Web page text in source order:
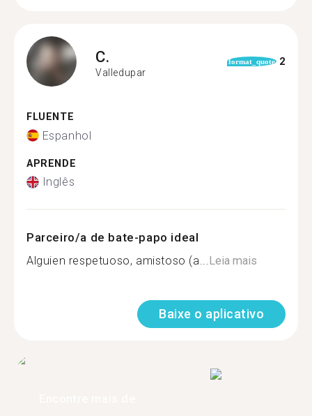
C.
Valledupar
format_quote 2
FLUENTE
Espanhol
APRENDE
Inglês
Parceiro/a de bate-papo ideal
Alguien respetuoso, amistoso (a...Leia mais
Baixe o aplicativo